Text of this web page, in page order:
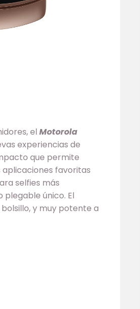
el Motorola
experiencias de
que permite
favoritas
selfies más
único. El
y muy potente a